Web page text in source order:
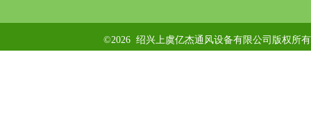
©2026 绍兴上虞亿杰通风设备有限公司版权所有